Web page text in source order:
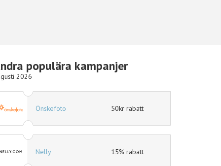
populära kampanjer
2026
50kr rabatt
15% rabatt
Hotels.com
Ellos